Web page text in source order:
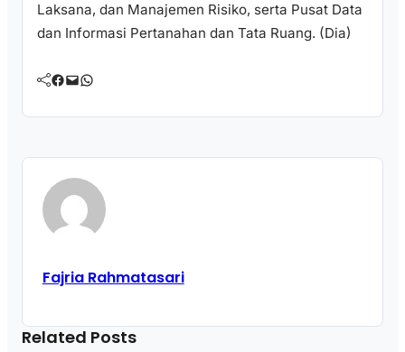
Laksana, dan Manajemen Risiko, serta Pusat Data
dan Informasi Pertanahan dan Tata Ruang. (Dia)
Facebook Mail WhatsApp
Fajria Rahmatasari
Related Posts